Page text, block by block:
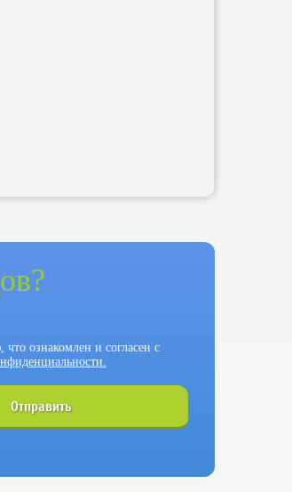
ознакомлен и согласен с
Отправить